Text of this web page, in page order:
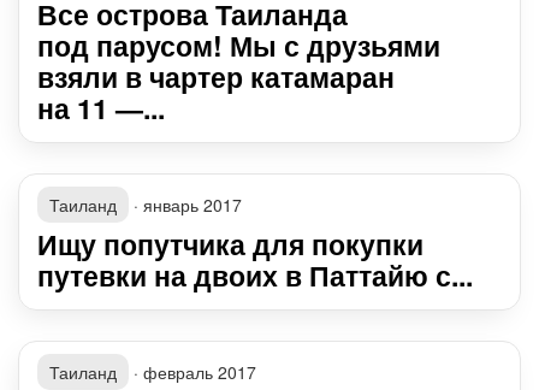
Все острова Таиланда
под парусом! Мы с друзьями
взяли в чартер катамаран
на 11 —...
Таиланд · январь 2017
Ищу попутчика для покупки
путевки на двоих в Паттайю с...
Таиланд · февраль 2017